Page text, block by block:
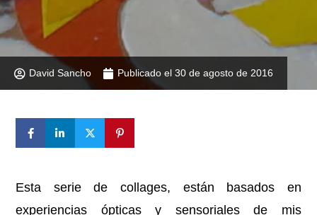
David Sancho Publicado el 30 de agosto de 2016
Esta serie de collages, están basados en
experiencias ópticas y sensoriales de mis